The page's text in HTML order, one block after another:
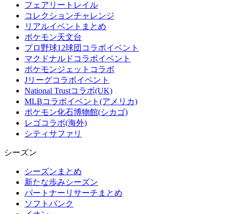
フェアリートレイル
コレクションチャレンジ
リアルイベントまとめ
ポケモン天文台
プロ野球12球団コラボイベント
マクドナルドコラボイベント
ポケモンジェットコラボ
Jリーグコラボイベント
National Trustコラボ(UK)
MLBコラボイベント(アメリカ)
ポケモン化石博物館(シカゴ)
レゴコラボ(海外)
シティサファリ
シーズン
シーズンまとめ
新たな歩みシーズン
パートナーリサーチまとめ
ソフトバンク